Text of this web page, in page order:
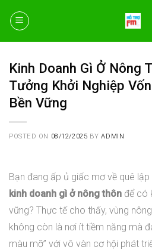
content
Kinh Doanh Gì Ở Nông
Tưởng Khởi Nghiệp
Bền Vững
POSTED ON 08/12/2025 BYADMIN
Bạn đang ấp ủ giấc mơ về quê
kinh doanh gì ở nông thôn để có
vững? Thực tế cho thấy, vùng
không còn là nơi ít tiềm năng mà
màu mỡ” với vô vàn cơ hội phát